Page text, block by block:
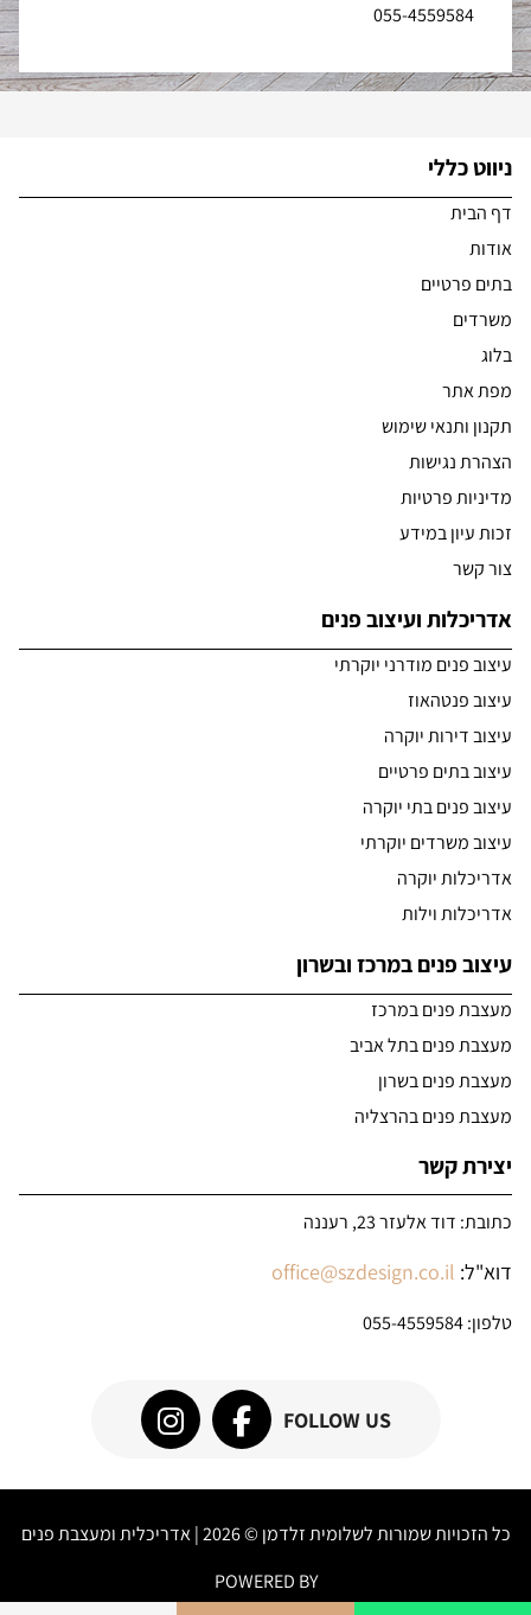
055-4559584
ניווט כללי
דף הבית
אודות
בתים פרטיים
משרדים
בלוג
מפת אתר
תקנון ותנאי שימוש
הצהרת נגישות
מדיניות פרטיות
זכות עיון במידע
צור קשר
אדריכלות ועיצוב פנים
עיצוב פנים מודרני יוקרתי
עיצוב פנטהאוז
עיצוב דירות יוקרה
עיצוב בתים פרטיים
עיצוב פנים בתי יוקרה
עיצוב משרדים יוקרתי
אדריכלות יוקרה
אדריכלות וילות
עיצוב פנים במרכז ובשרון
מעצבת פנים במרכז
מעצבת פנים בתל אביב
מעצבת פנים בשרון
מעצבת פנים בהרצליה
יצירת קשר
כתובת: דוד אלעזר 23, רעננה
דוא"ל: office@szdesign.co.il
טלפון:
FOLLOW US
כל הזכויות שמורות לשלומית זלדמן © 2026 | אדריכלית ומעצבת פנים
POWERED BY